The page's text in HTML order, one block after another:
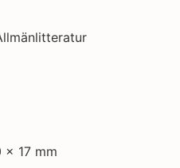
x 17 mm